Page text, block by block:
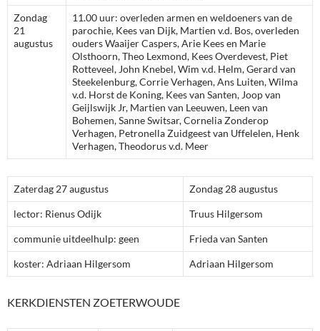
Zondag
21
augustus
11.00 uur: overleden armen en weldoeners van de
parochie, Kees van Dijk, Martien v.d. Bos, overleden
ouders Waaijer Caspers, Arie Kees en Marie
Olsthoorn, Theo Lexmond, Kees Overdevest, Piet
Rotteveel, John Knebel, Wim v.d. Helm, Gerard van
Steekelenburg, Corrie Verhagen, Ans Luiten, Wilma
v.d. Horst de Koning, Kees van Santen, Joop van
Geijlswijk Jr, Martien van Leeuwen, Leen van
Bohemen, Sanne Switsar, Cornelia Zonderop
Verhagen, Petronella Zuidgeest van Uffelelen, Henk
Verhagen, Theodorus v.d. Meer
Zaterdag 27 augustus Zondag 28 augustus
lector: Rienus Odijk Truus Hilgersom
communie uitdeelhulp: geen Frieda van Santen
koster: Adriaan Hilgersom Adriaan Hilgersom
KERKDIENSTEN ZOETERWOUDE